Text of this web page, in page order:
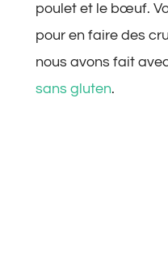
poulet et le bœuf.
pour en faire des
nous avons fait
sans gluten.